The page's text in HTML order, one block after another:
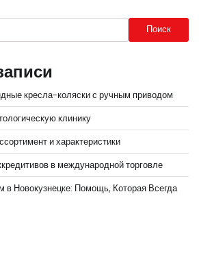
Поиск
кресла-коляски с ручным приводом
клинику
и характеристики
в международной торговле
в Новокузнецке: Помощь, Которая Всегда